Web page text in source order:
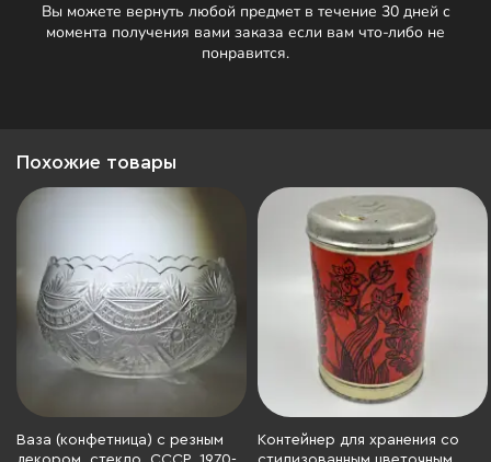
Вы можете вернуть любой предмет в течение 30 дней с
момента получения вами заказа если вам что-либо не
понравится.
Похожие товары
Ваза (конфетница) с резным
Контейнер для хранения со